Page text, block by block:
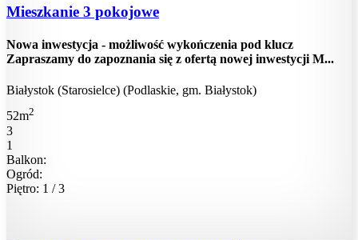
Mieszkanie 3 pokojowe
Nowa inwestycja - możliwość wykończenia pod klucz
Zapraszamy do zapoznania się z ofertą nowej inwestycji M...
Białystok (Starosielce) (Podlaskie, gm. Białystok)
52m2
3
1
Balkon:
Ogród:
Piętro: 1 / 3